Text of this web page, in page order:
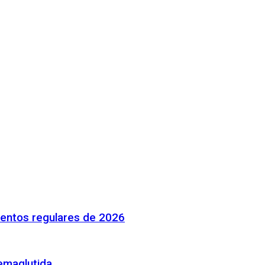
regulares de 2026